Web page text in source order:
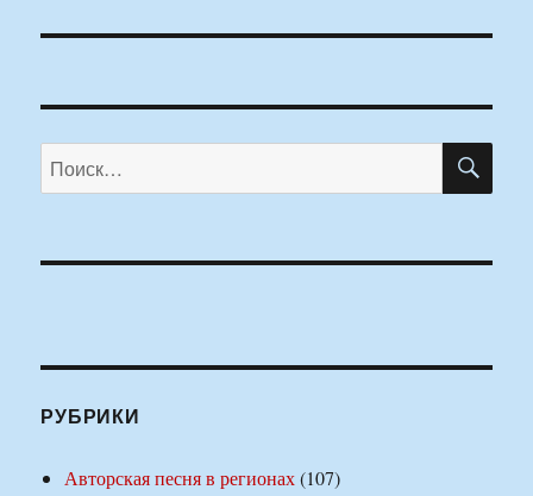
Искать:
РУБРИКИ
Авторская песня в регионах(107)